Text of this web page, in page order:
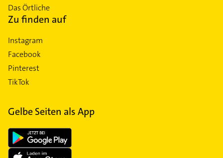
Das Örtliche
Zu finden auf
Instagram
Facebook
Pinterest
TikTok
Gelbe Seiten als App